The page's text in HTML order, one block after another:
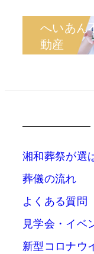
へいあん
動産
湘和葬祭が選
葬儀の流れ
よくある質問
見学会・イベ
新型コロナウ